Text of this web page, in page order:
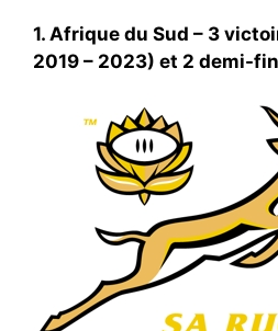
1. Afrique du Sud – 3
2019 – 2023) et 2 demi-